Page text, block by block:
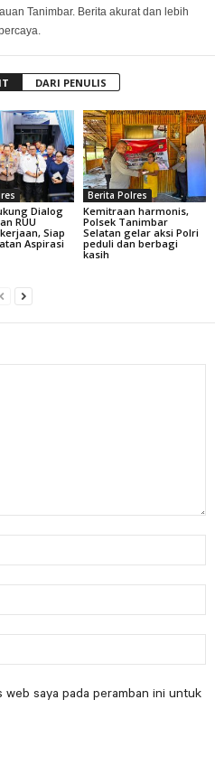
Tanimbar. Berita akurat dan lebih
DARI PENULIS
Dialog
RUU
Siap
Aspirasi
Berita Polres
Kemitraan harmonis,
Polsek Tanimbar
Selatan gelar aksi Polri
peduli dan berbagi
kasih
web saya pada peramban ini untuk